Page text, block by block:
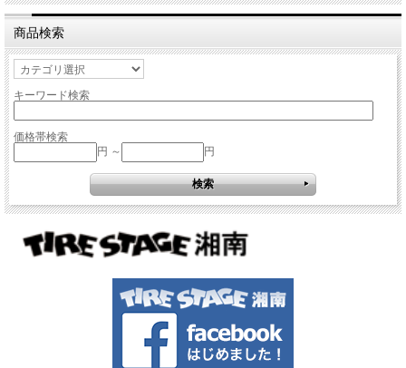
商品検索
キーワード検索
価格帯検索
円 ～
円